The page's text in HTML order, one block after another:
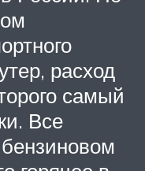
расход
самый
Все